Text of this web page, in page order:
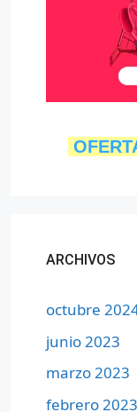
ARCHIVOS
octubre
junio 2023
marzo 2023
febrero 2023